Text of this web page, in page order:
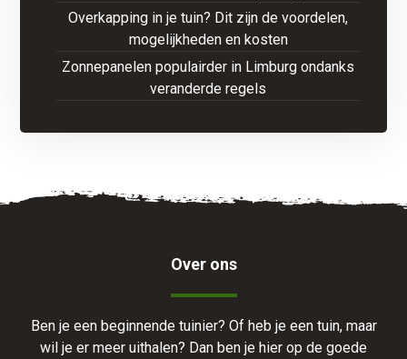
Overkapping in je tuin? Dit zijn de voordelen,
mogelijkheden en kosten
Zonnepanelen populairder in Limburg ondanks
veranderde regels
Over ons
Ben je een beginnende tuinier? Of heb je een tuin, maar
wil je er meer uithalen? Dan ben je hier op de goede